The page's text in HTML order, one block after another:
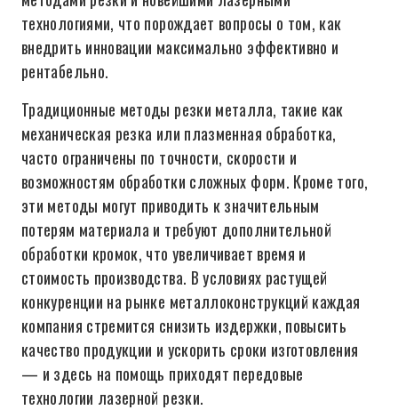
технологиями, что порождает вопросы о том, как
внедрить инновации максимально эффективно и
рентабельно.
Традиционные методы резки металла, такие как
механическая резка или плазменная обработка,
часто ограничены по точности, скорости и
возможностям обработки сложных форм. Кроме того,
эти методы могут приводить к значительным
потерям материала и требуют дополнительной
обработки кромок, что увеличивает время и
стоимость производства. В условиях растущей
конкуренции на рынке металлоконструкций каждая
компания стремится снизить издержки, повысить
качество продукции и ускорить сроки изготовления
— и здесь на помощь приходят передовые
технологии лазерной резки.